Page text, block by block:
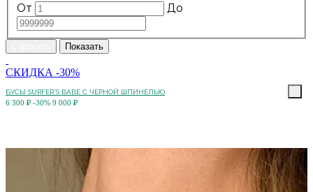
От
До
СКИДКА -30%
БУСЫ SURFER'S BABE С ЧЕРНОЙ ШПИНЕЛЬЮ
6 300 ₽ -30% 9 000 ₽